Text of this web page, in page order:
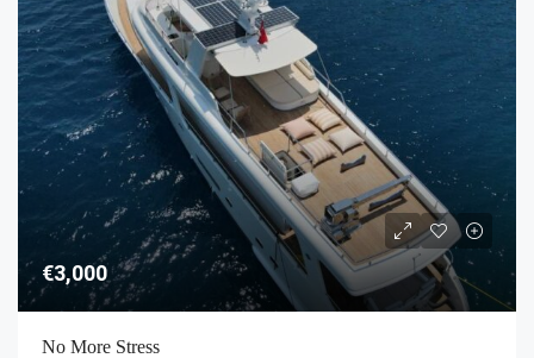
€3,000
No More Stress